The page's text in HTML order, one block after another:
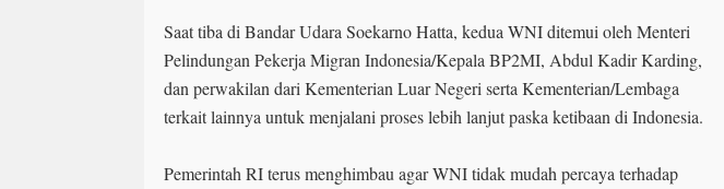
Saat tiba di Bandar Udara Soekarno Hatta, kedua WNI ditemui oleh Menteri
Pelindungan Pekerja Migran Indonesia/Kepala BP2MI, Abdul Kadir Karding,
dan perwakilan dari Kementerian Luar Negeri serta Kementerian/Lembaga
terkait lainnya untuk menjalani proses lebih lanjut paska ketibaan di Indonesia.
Pemerintah RI terus menghimbau agar WNI tidak mudah percaya terhadap